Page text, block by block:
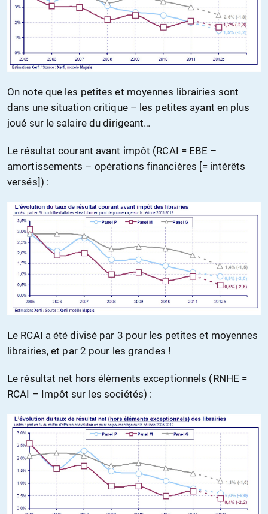
On note que les petites et moyennes librairies sont
dans une situation critique – les petites ayant en plus
joué sur le salaire du dirigeant…
Le résultat courant avant impôt (RCAI = EBE –
amortissements – opérations financières [= intérêts
versés]) :
Le RCAI a été divisé par 3 pour les petites et moyennes
librairies, et par 2 pour les grandes !
Le résultat net hors éléments exceptionnels (RNHE =
RCAI – Impôt sur les sociétés) :